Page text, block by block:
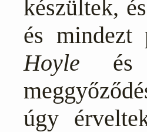
készültek,
és mindezt
Hoyle
úgy